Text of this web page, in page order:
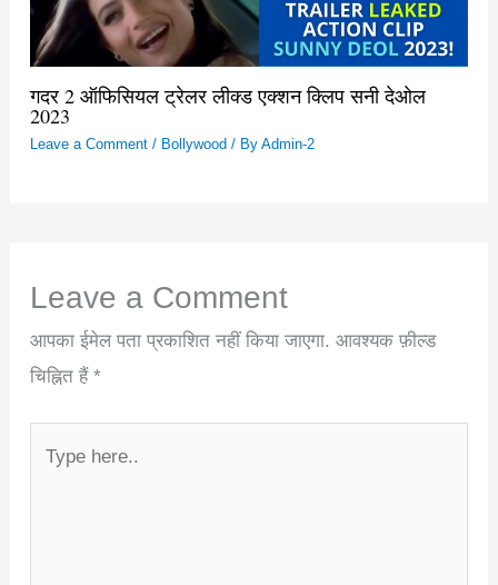
गदर 2 ऑफिसियल ट्रेलर लीक्ड एक्शन क्लिप सनी देओल
2023
Leave a Comment / Bollywood / By Admin-2
Leave a Comment
आपका ईमेल पता प्रकाशित नहीं किया जाएगा. आवश्यक फ़ील्ड
चिह्नित हैं *
here..